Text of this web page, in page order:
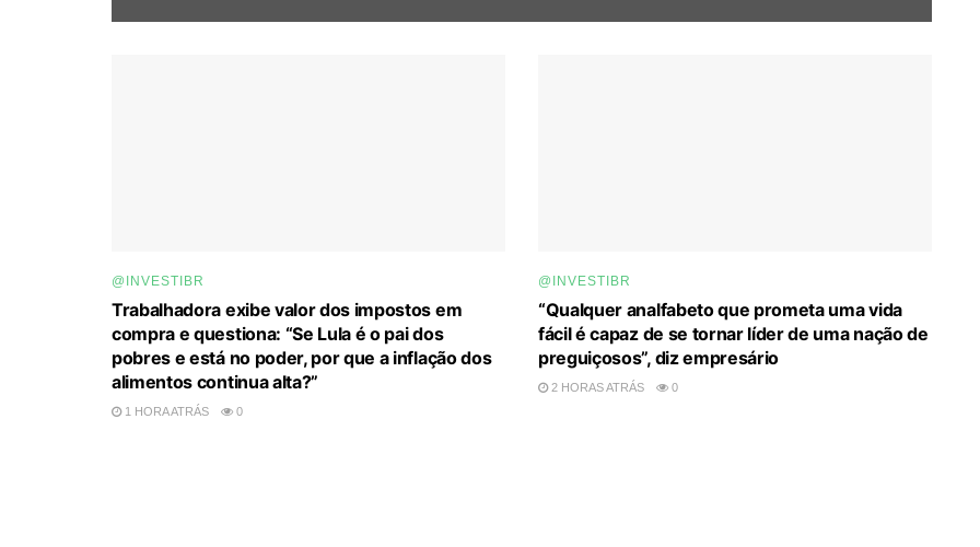
@INVESTIBR
Trabalhadora exibe valor dos impostos em
compra e questiona: “Se Lula é o pai dos
pobres e está no poder, por que a inflação dos
alimentos continua alta?”
1 HORA ATRÁS 0
@INVESTIBR
“Qualquer analfabeto que prometa uma vida
fácil é capaz de se tornar líder de uma nação de
preguiçosos”, diz empresário
2 HORAS ATRÁS 0